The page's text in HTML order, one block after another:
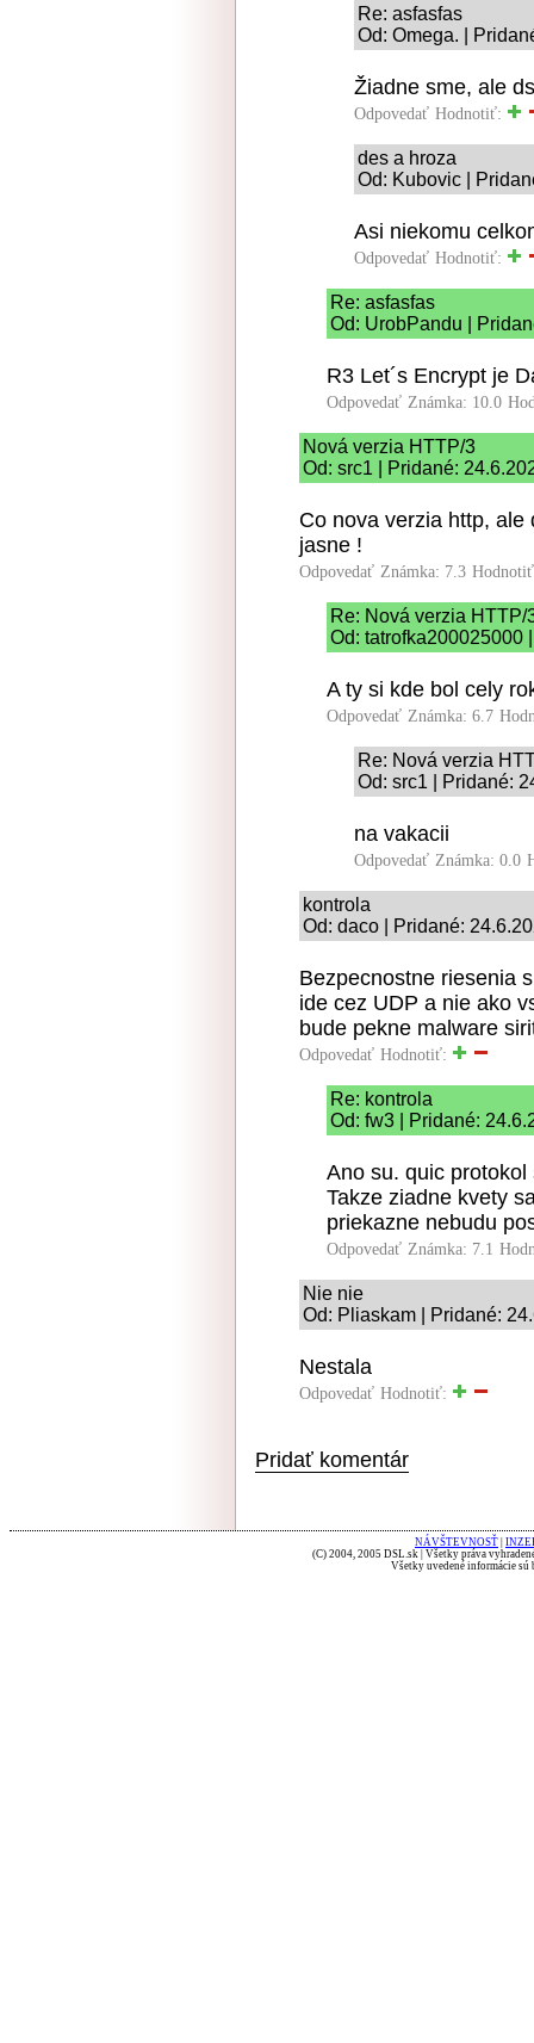
Re: asfasfas
Od: Omega. |
Žiadne sme, ale
Odpovedať Hodnotiť:
des a hroza
Od: Kubovic |
Asi niekomu
Odpovedať Hodnotiť:
Re: asfasfas
Od: UrobPandu |
R3 Let´s Encrypt je
Odpovedať Známka: 10.0
Nová verzia HTTP/3
Od: src1 | Pridané:
Co nova verzia http,
jasne !
Odpovedať Známka: 7.3
Re: Nová verzia HTTP/
Od: tatrofka200025000
A ty si kde bol cely
Odpovedať Známka: 6.7
Re: Nová verzia
Od: src1 | Pridané:
na vakacii
Odpovedať Známka: 0.0
kontrola
Od: daco | Pridané:
Bezpecnostne riesenia
ide cez UDP a nie ako
bude pekne malware
Odpovedať Hodnotiť:
Re: kontrola
Od: fw3 | Pridané:
Ano su. quic
Takze ziadne kvety
priekazne nebudu
Odpovedať Známka: 7.1
Nie nie
Od: Pliaskam | Pridané:
Nestala
Odpovedať Hodnotiť:
Pridať komentár
NÁVŠTEVNOSŤ
(C) 2004, 2005 DSL.sk | Všetky práva
Všetky uvedené informácie sú